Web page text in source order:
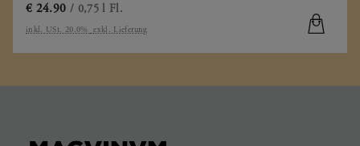
€ 24.90 / 0,75 l Fl.
inkl. USt. 20.0% exkl. Lieferung